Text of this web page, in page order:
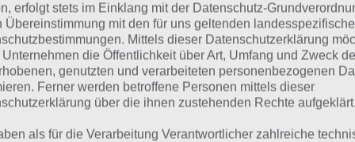
wird die 94% Lösung auch nach Das gefällt Kindern
Auch hier kommt man nicht immer direkt auf die
von einer jüngeren Zielgruppe stammen. Auch bei
man nicht immer direkt auf die Dinge, die andere
erfolgt stets im Einklang mit der Datenschutz-
Übereinstimmung mit den für uns geltenden
Mittels dieser Datenschutzerklärung
Unternehmen die Öffentlichkeit über Art, Umfang und Zweck
genutzten und verarbeiteten personenbezogenen
Ferner werden betroffene Personen mittels dieser
über die ihnen zustehenden Rechte aufgeklärt.
als für die Verarbeitung Verantwortlicher zahlreiche